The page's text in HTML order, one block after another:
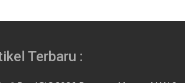
Terbaru :